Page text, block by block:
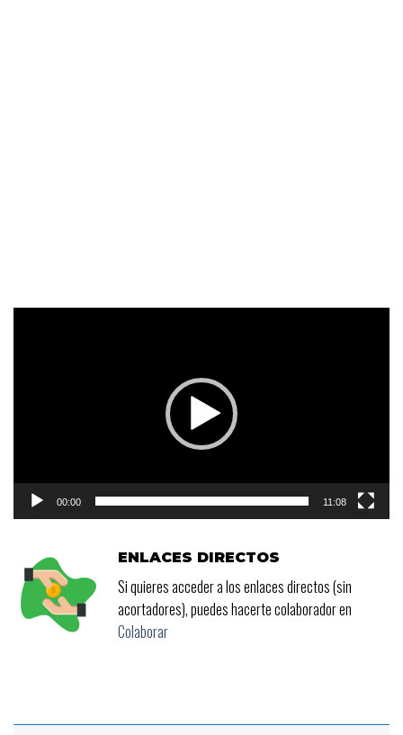
00:00 11:08
ENLACES DIRECTOS
Si quieres acceder a los enlaces directos (sin
acortadores), puedes hacerte colaborador en
Colaborar